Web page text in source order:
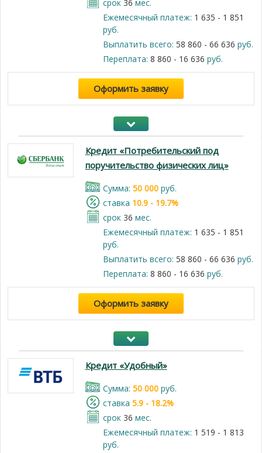
срок 36 мес.
Ежемесячный платеж: 1 635 - 1 851
руб.
Выплатить всего: 58 860 - 66 636 руб.
Переплата: 8 860 - 16 636 руб.
Оформить заявку
Кредит «Потребительский под
поручительство физических лиц»
Cумма: 50 000руб.
cтавка 10.9 - 19.7%
срок 36 мес.
Ежемесячный платеж: 1 635 - 1 851
руб.
Выплатить всего: 58 860 - 66 636 руб.
Переплата: 8 860 - 16 636 руб.
Оформить заявку
Кредит «Удобный»
Cумма: 50 000руб.
cтавка 5.9 - 18.2%
срок 36 мес.
Ежемесячный платеж: 1 519 - 1 813
руб.